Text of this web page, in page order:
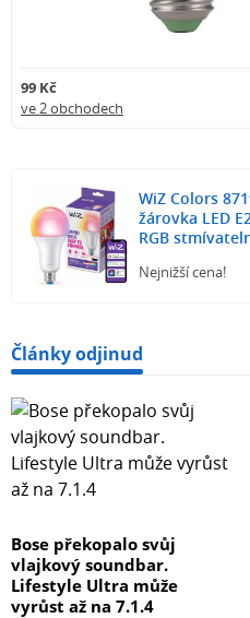
99 Kč
ve 2 obchodech
WiZ Colors
žárovka LED
RGB
Nejnižší cena!
Články odjinud
Bose překopalo svůj
vlajkový soundbar.
Lifestyle Ultra může
vyrůst až na 7.1.4